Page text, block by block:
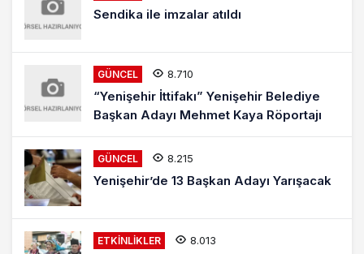
Sendika ile imzalar atıldı
GÜNCEL 8.710
“Yenişehir İttifakı” Yenişehir Belediye
Başkan Adayı Mehmet Kaya Röportajı
GÜNCEL 8.215
Yenişehir’de 13 Başkan Adayı Yarışacak
ETKINLIKLER 8.013